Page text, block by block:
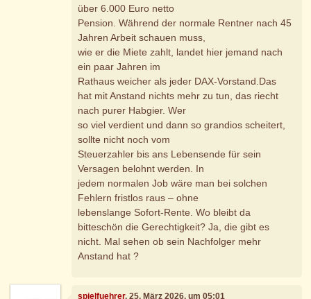
über 6.000 Euro netto
Pension. Während der normale Rentner nach 45
Jahren Arbeit schauen muss,
wie er die Miete zahlt, landet hier jemand nach
ein paar Jahren im
Rathaus weicher als jeder DAX-Vorstand.Das
hat mit Anstand nichts mehr zu tun, das riecht
nach purer Habgier. Wer
so viel verdient und dann so grandios scheitert,
sollte nicht noch vom
Steuerzahler bis ans Lebensende für sein
Versagen belohnt werden. In
jedem normalen Job wäre man bei solchen
Fehlern fristlos raus – ohne
lebenslange Sofort-Rente. Wo bleibt da
bitteschön die Gerechtigkeit? Ja, die gibt es
nicht. Mal sehen ob sein Nachfolger mehr
Anstand hat ?
spielfuehrer, 25. März 2026, um 05:01